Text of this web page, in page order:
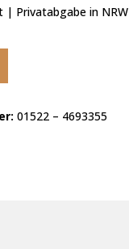
| Privatabgabe in NRW
01522 – 4693355